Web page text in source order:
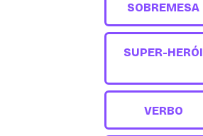
SOBREMESA
SUPER-HERÓI
VERBO